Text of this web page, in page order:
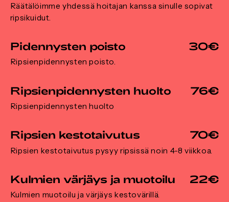
Räätälöimme yhdessä hoitajan kanssa sinulle sopivat
ripsikuidut.
Pidennysten poisto 30€
Ripsienpidennysten poisto.
Ripsienpidennysten huolto 76€
Ripsienpidennysten huolto
Ripsien kestotaivutus 70€
Ripsien kestotaivutus pysyy ripsissä noin 4-8 viikkoa.
Kulmien värjäys ja muotoilu 22€
Kulmien muotoilu ja värjäys kestovärillä.